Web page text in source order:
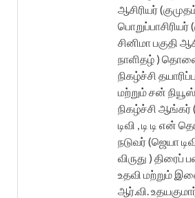
ஆசிரியர்
சினிமா பகுதி
நாளிதழ் )
நிகழ்ச்சி
மற்றும் சன்
நிகழ்ச்சி ஆங்கர்
டிவி , டி டி என்
நடுவர் (ஜெயா
விருது ) திரைப்
உதவி மற்றும்
ஆர்.வி.